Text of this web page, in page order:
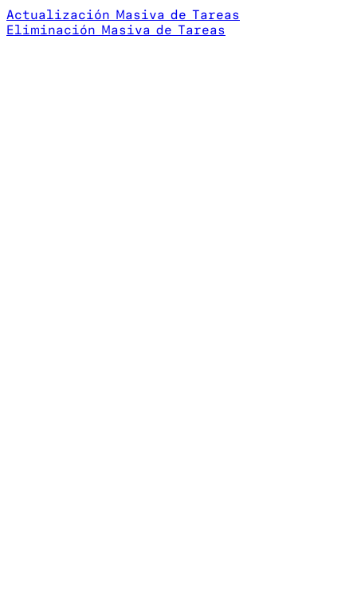
Actualización Masiva de Tareas
Eliminación Masiva de Tareas